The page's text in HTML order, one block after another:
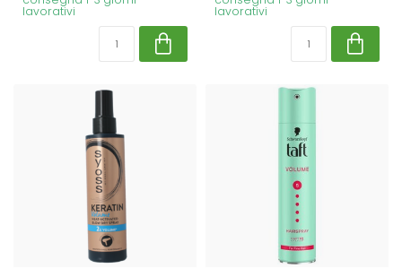
lavorativi lavorativi